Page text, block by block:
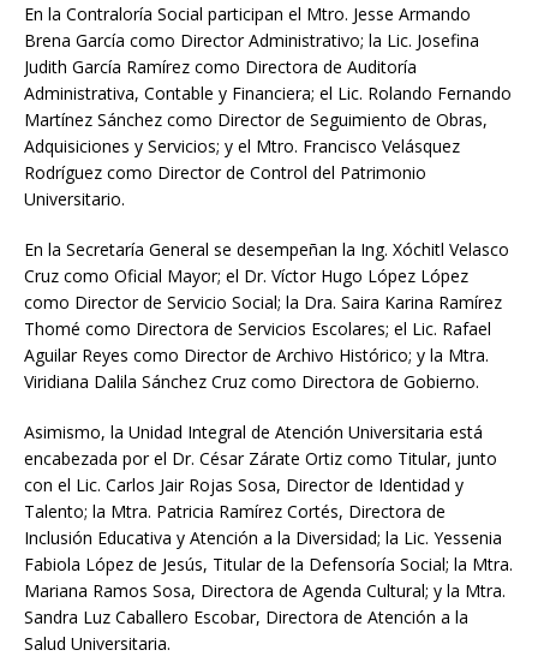
En la Contraloría Social participan el Mtro. Jesse Armando
Brena García como Director Administrativo; la Lic. Josefina
Judith García Ramírez como Directora de Auditoría
Administrativa, Contable y Financiera; el Lic. Rolando Fernando
Martínez Sánchez como Director de Seguimiento de Obras,
Adquisiciones y Servicios; y el Mtro. Francisco Velásquez
Rodríguez como Director de Control del Patrimonio
Universitario.
En la Secretaría General se desempeñan la Ing. Xóchitl Velasco
Cruz como Oficial Mayor; el Dr. Víctor Hugo López López
como Director de Servicio Social; la Dra. Saira Karina Ramírez
Thomé como Directora de Servicios Escolares; el Lic. Rafael
Aguilar Reyes como Director de Archivo Histórico; y la Mtra.
Viridiana Dalila Sánchez Cruz como Directora de Gobierno.
Asimismo, la Unidad Integral de Atención Universitaria está
encabezada por el Dr. César Zárate Ortiz como Titular, junto
con el Lic. Carlos Jair Rojas Sosa, Director de Identidad y
Talento; la Mtra. Patricia Ramírez Cortés, Directora de
Inclusión Educativa y Atención a la Diversidad; la Lic. Yessenia
Fabiola López de Jesús, Titular de la Defensoría Social; la Mtra.
Mariana Ramos Sosa, Directora de Agenda Cultural; y la Mtra.
Sandra Luz Caballero Escobar, Directora de Atención a la
Salud Universitaria.